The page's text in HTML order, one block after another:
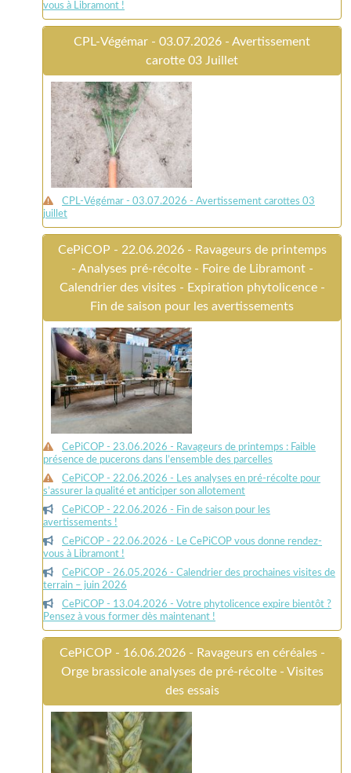
vous à Libramont !
CPL-Végémar - 03.07.2026 - Avertissement
carotte 03 Juillet
CPL-Végémar - 03.07.2026 - Avertissement carottes 03
juillet
CePiCOP - 22.06.2026 - Ravageurs de printemps
- Analyses pré-récolte - Foire de Libramont -
Calendrier des visites - Expiration phytolicence -
Fin de saison pour les avertissements
CePiCOP - 23.06.2026 - Ravageurs de printemps : Faible
présence de pucerons dans l’ensemble des parcelles
CePiCOP - 22.06.2026 - Les analyses en pré-récolte pour
s’assurer la qualité et anticiper son allotement
CePiCOP - 22.06.2026 - Fin de saison pour les
avertissements !
CePiCOP - 22.06.2026 - Le CePiCOP vous donne rendez-
vous à Libramont !
CePiCOP - 26.05.2026 - Calendrier des prochaines visites de
terrain – juin 2026
CePiCOP - 13.04.2026 - Votre phytolicence expire bientôt ?
Pensez à vous former dès maintenant !
CePiCOP - 16.06.2026 - Ravageurs en céréales -
Orge brassicole analyses de pré-récolte - Visites
des essais